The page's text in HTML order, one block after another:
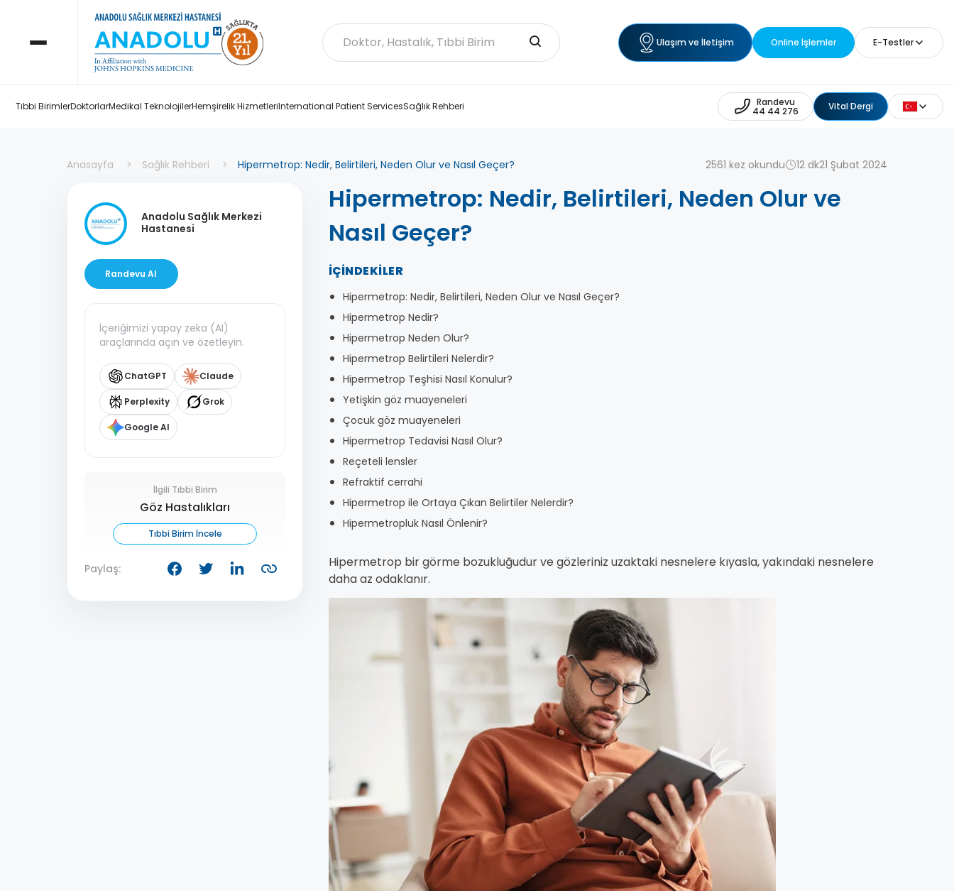
Ulaşım ve İletişim Online İşlemler E-Testler
Tıbbi BirimlerDoktorlarMedikal TeknolojilerHemşirelik HizmetleriInternational Patient ServicesSağlık Rehberi Randevu
44 44 276 Vital Dergi
Anasayfa Sağlık Rehberi Hipermetrop: Nedir, Belirtileri, Neden Olur ve Nasıl Geçer? 2561 kez okundu 12 dk21 Şubat 2024
Anadolu Sağlık Merkezi
Hastanesi
Randevu Al
İçeriğimizi yapay zeka (AI)
araçlarında açın ve özetleyin.
ChatGPT Claude
Perplexity Grok
Google AI
İlgili Tıbbi Birim
Göz Hastalıkları
Tıbbi Birim İncele
Paylaş:
Hipermetrop: Nedir, Belirtileri, Neden Olur ve
Nasıl Geçer?
İÇINDEKILER
Hipermetrop: Nedir, Belirtileri, Neden Olur ve Nasıl Geçer?
Hipermetrop Nedir?
Hipermetrop Neden Olur?
Hipermetrop Belirtileri Nelerdir?
Hipermetrop Teşhisi Nasıl Konulur?
Yetişkin göz muayeneleri
Çocuk göz muayeneleri
Hipermetrop Tedavisi Nasıl Olur?
Reçeteli lensler
Refraktif cerrahi
Hipermetrop ile Ortaya Çıkan Belirtiler Nelerdir?
Hipermetropluk Nasıl Önlenir?
Hipermetrop bir görme bozukluğudur ve gözleriniz uzaktaki nesnelere kıyasla, yakındaki nesnelere
daha az odaklanır.